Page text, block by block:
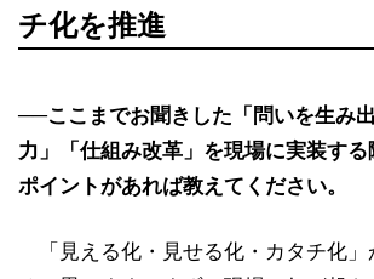
チ化を推進
──ここまでお聞きした「問いを生み
力」「仕組み改革」を現場に実装する
ポイントがあれば教えてください。
「見える化・見せる化・カタチ化」